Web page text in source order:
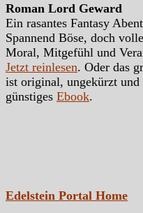
Roman Lord Geward
Ein rasantes Fantasy
Spannend Böse, doch
Moral, Mitgefühl und
Jetzt reinlesen. Oder das
ist original, ungekürzt und
günstiges Ebook.
Edelstein Portal Home